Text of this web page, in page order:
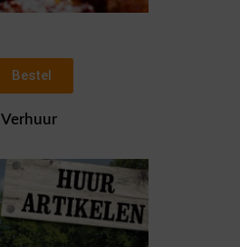
Bestel
Verhuur